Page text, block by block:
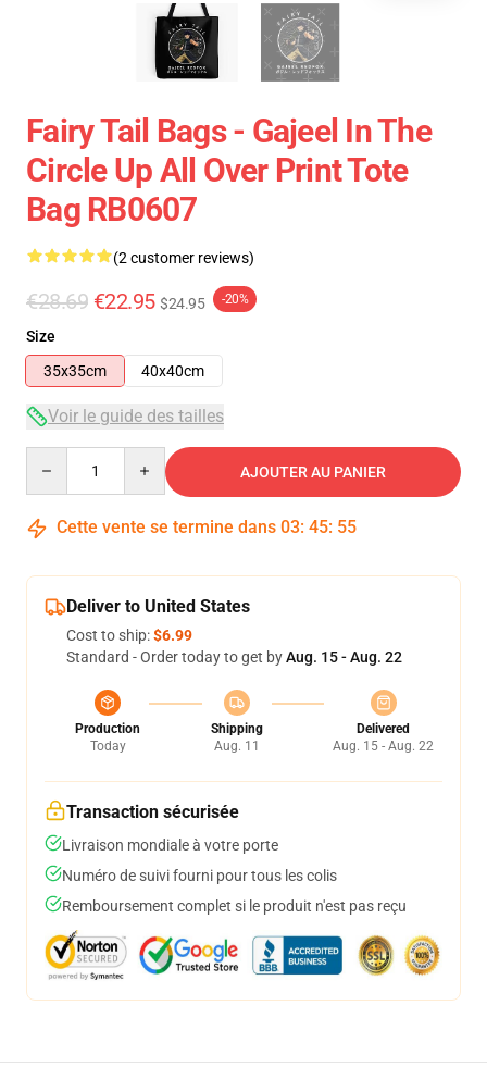
Fairy Tail Bags - Gajeel In The
Circle Up All Over Print Tote
Bag RB0607
(2 customer reviews)
€28.69 €22.95 $24.95 -20%
Size
35x35cm
40x40cm
Voir le guide des tailles
AJOUTER AU PANIER
Cette vente se termine dans 03: 45: 54
Deliver to United States
Cost to ship:$6.99
Standard - Order today to get byAug. 15 - Aug. 22
Production
Today
Shipping
Aug. 11
Delivered
Aug. 15 - Aug. 22
Transaction sécurisée
Livraison mondiale à votre porte
Numéro de suivi fourni pour tous les colis
Remboursement complet si le produit n'est pas reçu